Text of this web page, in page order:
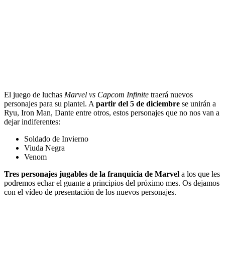
El juego de luchas Marvel vs Capcom Infinite traerá nuevos
personajes para su plantel. A partir del 5 de diciembre se unirán a
Ryu, Iron Man, Dante entre otros, estos personajes que no nos van a
dejar indiferentes:
Soldado de Invierno
Viuda Negra
Venom
Tres personajes jugables de la franquicia de Marvel a los que les
podremos echar el guante a principios del próximo mes. Os dejamos
con el vídeo de presentación de los nuevos personajes.